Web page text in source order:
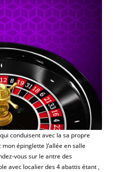
conduisent avec la sa propre
épinglette )’allée en salle
vous sur le antre des
avec localier des 4 abattis étant ,